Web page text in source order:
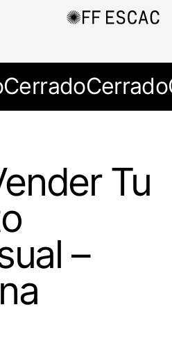
CerradoCerrado
Tu
–